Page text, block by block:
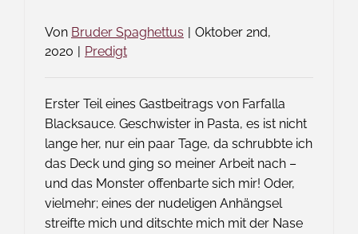
Von Bruder Spaghettus | Oktober 2nd,
2020 | Predigt
Erster Teil eines Gastbeitrags von Farfalla
Blacksauce. Geschwister in Pasta, es ist nicht
lange her, nur ein paar Tage, da schrubbte ich
das Deck und ging so meiner Arbeit nach –
und das Monster offenbarte sich mir! Oder,
vielmehr; eines der nudeligen Anhängsel
streifte mich und ditschte mich mit der Nase